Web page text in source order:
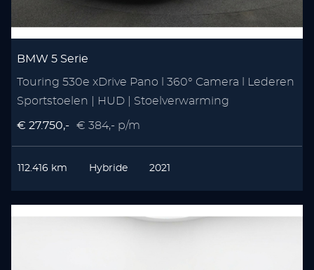
BMW 5 Serie
Touring 530e xDrive Pano l 360° Camera l Lederen
Sportstoelen | HUD | Stoelverwarming
€ 27.750,- € 384,- p/m
112.416 km Hybride 2021